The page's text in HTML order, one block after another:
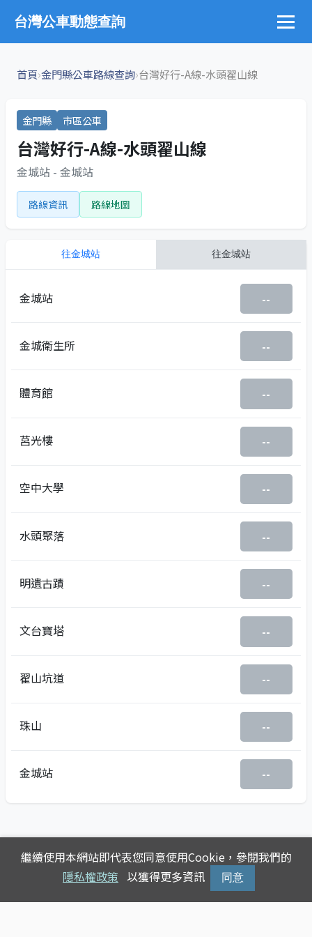
台灣公車動態查詢
首頁›金門縣公車路線查詢›台灣好行-A線-水頭翟山線
金門縣 市區公車
台灣好行-A線-水頭翟山線
金城站 - 金城站
路線資訊 路線地圖
往金城站 往金城站
金城站 --
金城衛生所 --
體育館 --
莒光樓 --
空中大學 --
水頭聚落 --
明遺古蹟 --
文台寶塔 --
翟山坑道 --
珠山 --
金城站 --
繼續使用本網站即代表您同意使用Cookie，參閱我們的
隱私權政策 以獲得更多資訊 同意